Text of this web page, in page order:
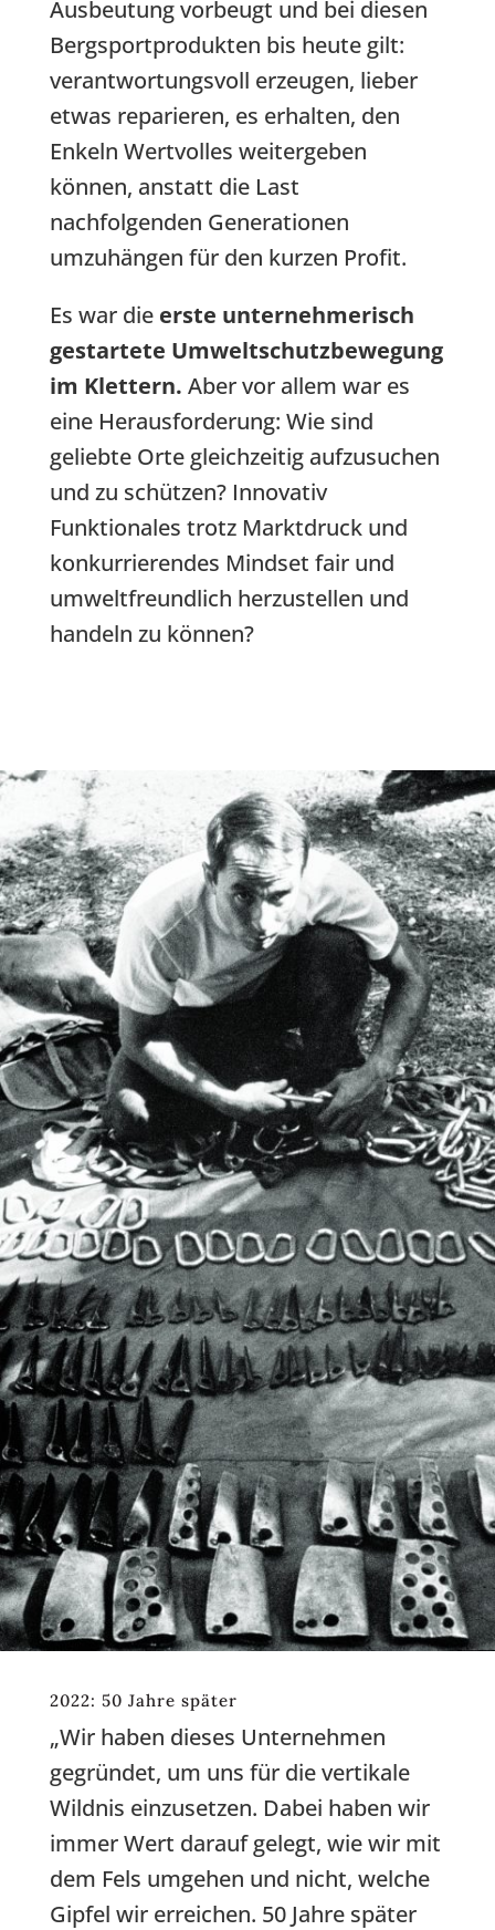
Ausbeutung vorbeugt und bei diesen
Bergsportprodukten bis heute gilt:
verantwortungsvoll erzeugen, lieber
etwas reparieren, es erhalten, den
Enkeln Wertvolles weitergeben
können, anstatt die Last
nachfolgenden Generationen
umzuhängen für den kurzen Profit.
Es war die erste unternehmerisch
gestartete Umweltschutzbewegung
im Klettern. Aber vor allem war es
eine Herausforderung: Wie sind
geliebte Orte gleichzeitig aufzusuchen
und zu schützen? Innovativ
Funktionales trotz Marktdruck und
konkurrierendes Mindset fair und
umweltfreundlich herzustellen und
handeln zu können?
2022: 50 Jahre später
„Wir haben dieses Unternehmen
gegründet, um uns für die vertikale
Wildnis einzusetzen. Dabei haben wir
immer Wert darauf gelegt, wie wir mit
dem Fels umgehen und nicht, welche
Gipfel wir erreichen. 50 Jahre später